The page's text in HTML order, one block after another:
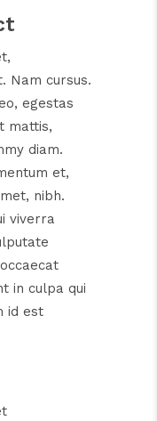
Nam cursus.
egestas
mattis,
diam.
et,
nibh.
viverra
in culpa qui
id est